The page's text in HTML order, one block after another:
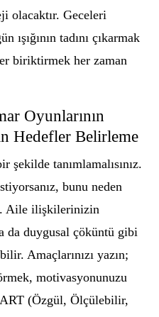
olacaktır. Geceleri
ışığının tadını çıkarmak
biriktirmek her zaman
Oyunlarının
Hedefler Belirleme
tanımlamalısınız.
bunu neden
Aile ilişkilerinizin
da duygusal çöküntü gibi
Amaçlarınızı yazın;
motivasyonunuzu
(Özgül, Ölçülebilir,